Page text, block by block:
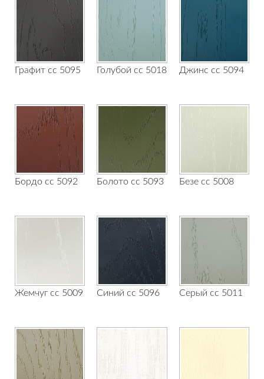
Графит сс 5095 Голубой сс 5018 Джинс сс 5094
Бордо сс 5092 Болото сс 5093 Безе сс 5008
Жемчуг сс 5009 Синий сс 5096 Серый сс 5011